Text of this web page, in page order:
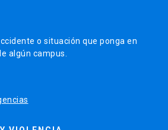
o situación que ponga en
algún campus.